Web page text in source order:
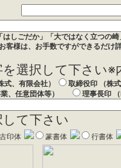
はしごだか」「大ではなく立つの
客様は、お手数ですができるだけ
選択して下さい※
、有限会社）
取締役印 （株
、任意団体等）
理事長印
て下さい
古印体 篆書体 行書体